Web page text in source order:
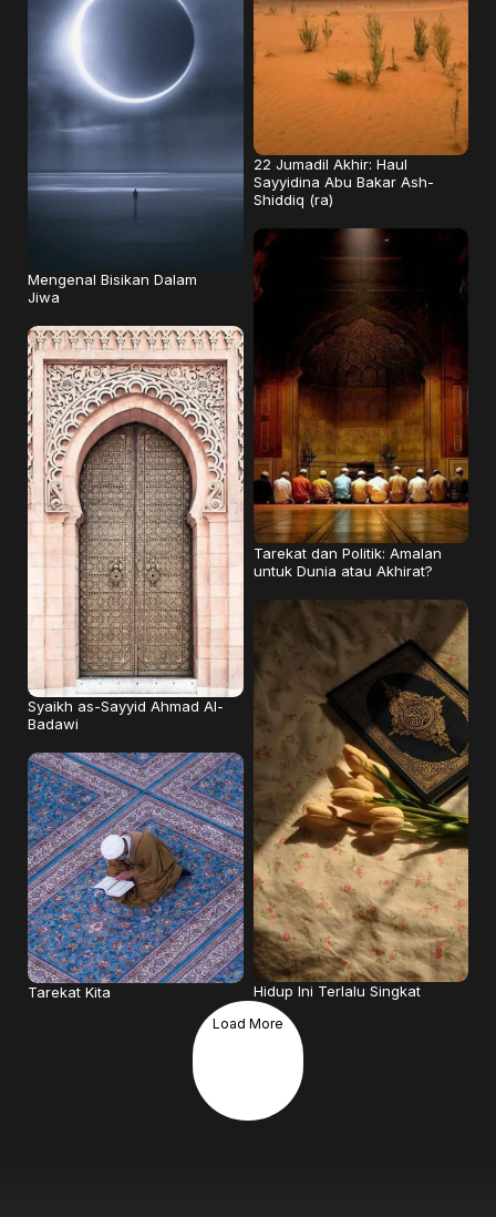
Mengenal Bisikan Dalam
Jiwa
22 Jumadil Akhir: Haul
Sayyidina Abu Bakar Ash-
Shiddiq (ra)
Syaikh as-Sayyid Ahmad Al-
Badawi
Tarekat dan Politik: Amalan
untuk Dunia atau Akhirat?
Tarekat Kita Hidup Ini Terlalu Singkat
Load More